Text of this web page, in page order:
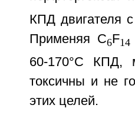
КПД двигателя
Применяя С6F14
60-170°С КПД,
токсичны и не
этих целей.